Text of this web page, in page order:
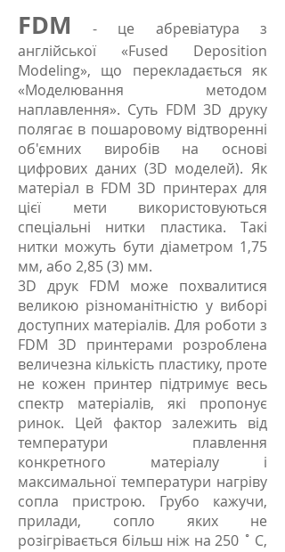
FDM - це абревіатура з
англійської «Fused Deposition
Modeling», що перекладається як
«Моделювання методом
наплавлення». Суть FDM 3D друку
полягає в пошаровому відтворенні
об'ємних виробів на основі
цифрових даних (3D моделей). Як
матеріал в FDM 3D принтерах для
цієї мети використовуються
спеціальні нитки пластика. Такі
нитки можуть бути діаметром 1,75
мм, або 2,85 (3) мм.
3D друк FDM може похвалитися
великою різноманітністю у виборі
доступних матеріалів. Для роботи з
FDM 3D принтерами розроблена
величезна кількість пластику, проте
не кожен принтер підтримує весь
спектр матеріалів, які пропонує
ринок. Цей фактор залежить від
температури плавлення
конкретного матеріалу і
максимальної температури нагріву
сопла пристрою. Грубо кажучи,
прилади, сопло яких не
розігрівається більш ніж на 250 ˚ С,